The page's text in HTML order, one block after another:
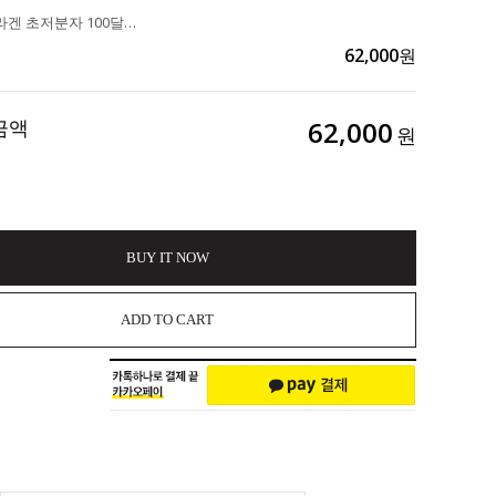
산소분자 콜라겐 초저분자 100달톤 "브이이너스 퍼펙트 100 콜라겐" 2BOX
62,000원
액 62,000 원
BUY IT NOW
ADD TO CART